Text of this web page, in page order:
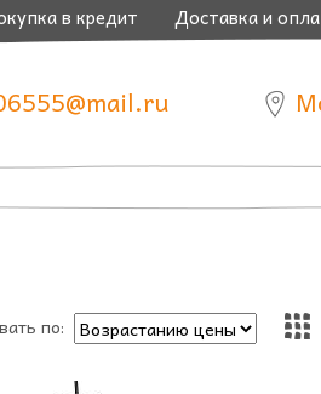
в кредит Доставка и
по: